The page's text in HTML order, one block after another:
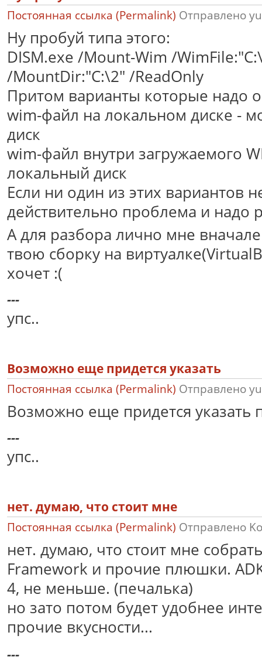
Постоянная ссылка (Permalink) Отправлено
Ну пробуй типа этого:
DISM.exe /Mount-Wim /
/MountDir:"C:\2" /ReadOnly
Притом варианты которые надо
wim-файл на локальном диске -
диск
wim-файл внутри загружаемого
локальный диск
Если ни один из этих вариантов
действительно проблема и надо
А для разбора лично мне вначале
твою сборку на
хочет :(
---
упс..
Возможно еще придется указать
Постоянная ссылка (Permalink) Отправлено
Возможно еще придется указать
---
упс..
нет. думаю, что стоит мне
Постоянная ссылка (Permalink) Отправлено
нет. думаю, что стоит мне
Framework и прочие плюшки.
4, не меньше. (печалька)
но зато потом будет удобнее
прочие вкусности...
---